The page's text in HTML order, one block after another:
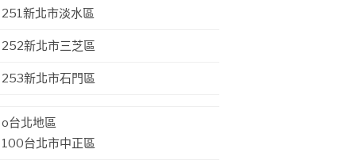
251新北市淡水區
252新北市三芝區
253新北市石門區
o台北地區
100台北市中正區